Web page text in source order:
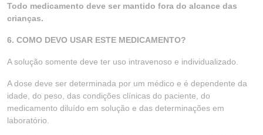
Todo medicamento deve ser mantido fora do alcance das
crianças.
6. COMO DEVO USAR ESTE MEDICAMENTO?
A solução somente deve ter uso intravenoso e individualizado.
A dose deve ser determinada por um médico e é dependente da
idade, do peso, das condições clínicas do paciente, do
medicamento diluído em solução e das determinações em
laboratório.